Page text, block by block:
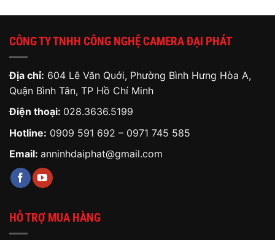
CÔNG TY TNHH CÔNG NGHỆ CAMERA ĐẠI PHÁT
Địa chỉ: 604 Lê Văn Quới, Phường Bình Hưng Hòa A,
Quận Bình Tân, TP Hồ Chí Minh
Điện thoại: 028.3636.5199
Hotline: 0909 591 692 – 0971 745 585
Email: anninhdaiphat@gmail.com
HỖ TRỢ MUA HÀNG